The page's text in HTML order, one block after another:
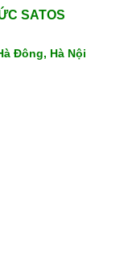
SATOS
Đông, Hà Nội